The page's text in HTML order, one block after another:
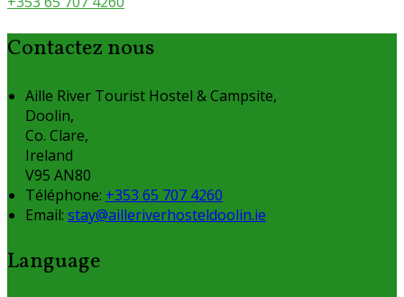
Contactez nous
Aille River Tourist Hostel & Campsite,
Doolin,
Co. Clare,
Ireland
V95 AN80
Téléphone: +353 65 707 4260
Email: stay@ailleriverhosteldoolin.ie
Language